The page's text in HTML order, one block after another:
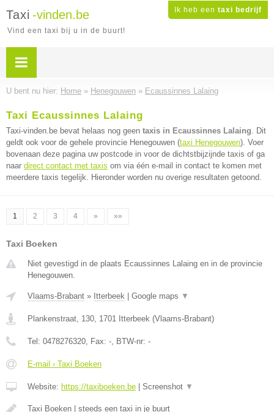
Ik heb een taxi bedrijf
Taxi -vinden.be
Vind een taxi bij u in de buurt!
U bent nu hier: Home » Henegouwen » Ecaussinnes Lalaing
Taxi Ecaussinnes Lalaing
Taxi-vinden.be bevat helaas nog geen taxis in Ecaussinnes Lalaing. Dit
geldt ook voor de gehele provincie Henegouwen (taxi Henegouwen). Voer
bovenaan deze pagina uw postcode in voor de dichtstbijzijnde taxis of ga
naar direct contact met taxis om via één e-mail in contact te komen met
meerdere taxis tegelijk. Hieronder worden nu overige resultaten getoond.
1 2 3 4 » »»
Taxi Boeken
Niet gevestigd in de plaats Ecaussinnes Lalaing en in de provincie
Henegouwen.
Vlaams-Brabant » Itterbeek Google maps ▼
Plankenstraat, 130, 1701 Itterbeek (Vlaams-Brabant)
Tel: 0478276320, Fax: -, BTW-nr: -
E-mail › Taxi Boeken
Website: https://taxiboeken.be Screenshot ▼
Taxi Boeken | steeds een taxi in je buurt